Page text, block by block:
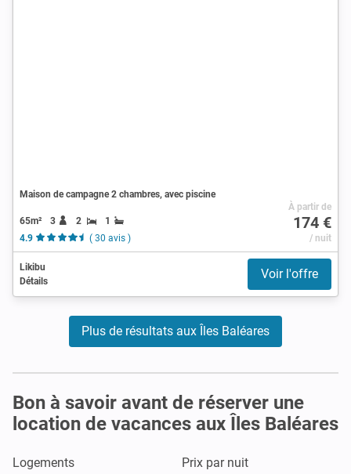
Maison de campagne 2 chambres, avec piscine
65m² 3 2
1
4.9
( 30 avis )
À partir de
174 €
/ nuit
Likibu
Détails
Voir l'offre
Plus de résultats aux Îles Baléares
Bon à savoir avant de réserver une
location de vacances aux Îles Baléares
Logements Prix par nuit